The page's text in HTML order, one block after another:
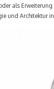
als
und Architektur